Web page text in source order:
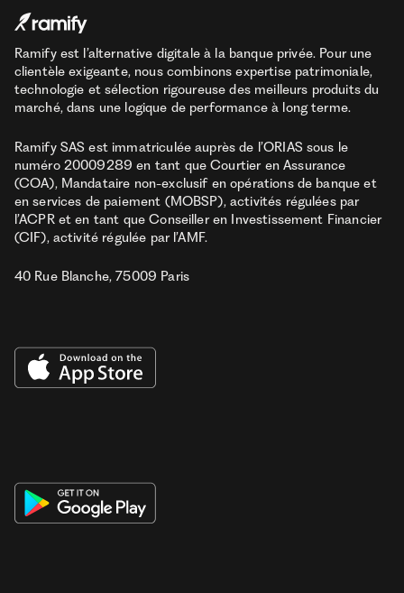
Ramify est l’alternative digitale à la banque privée. Pour une
clientèle exigeante, nous combinons expertise patrimoniale,
technologie et sélection rigoureuse des meilleurs produits du
marché, dans une logique de performance à long terme.
Ramify SAS est immatriculée auprès de l’ORIAS sous le
numéro 20009289 en tant que Courtier en Assurance
(COA), Mandataire non-exclusif en opérations de banque et
en services de paiement (MOBSP), activités régulées par
l’ACPR et en tant que Conseiller en Investissement Financier
(CIF), activité régulée par l’AMF.
40 Rue Blanche, 75009 Paris